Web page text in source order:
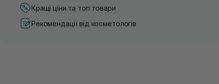
Кращі ціни та топ товари
Рекомендації від косметологів